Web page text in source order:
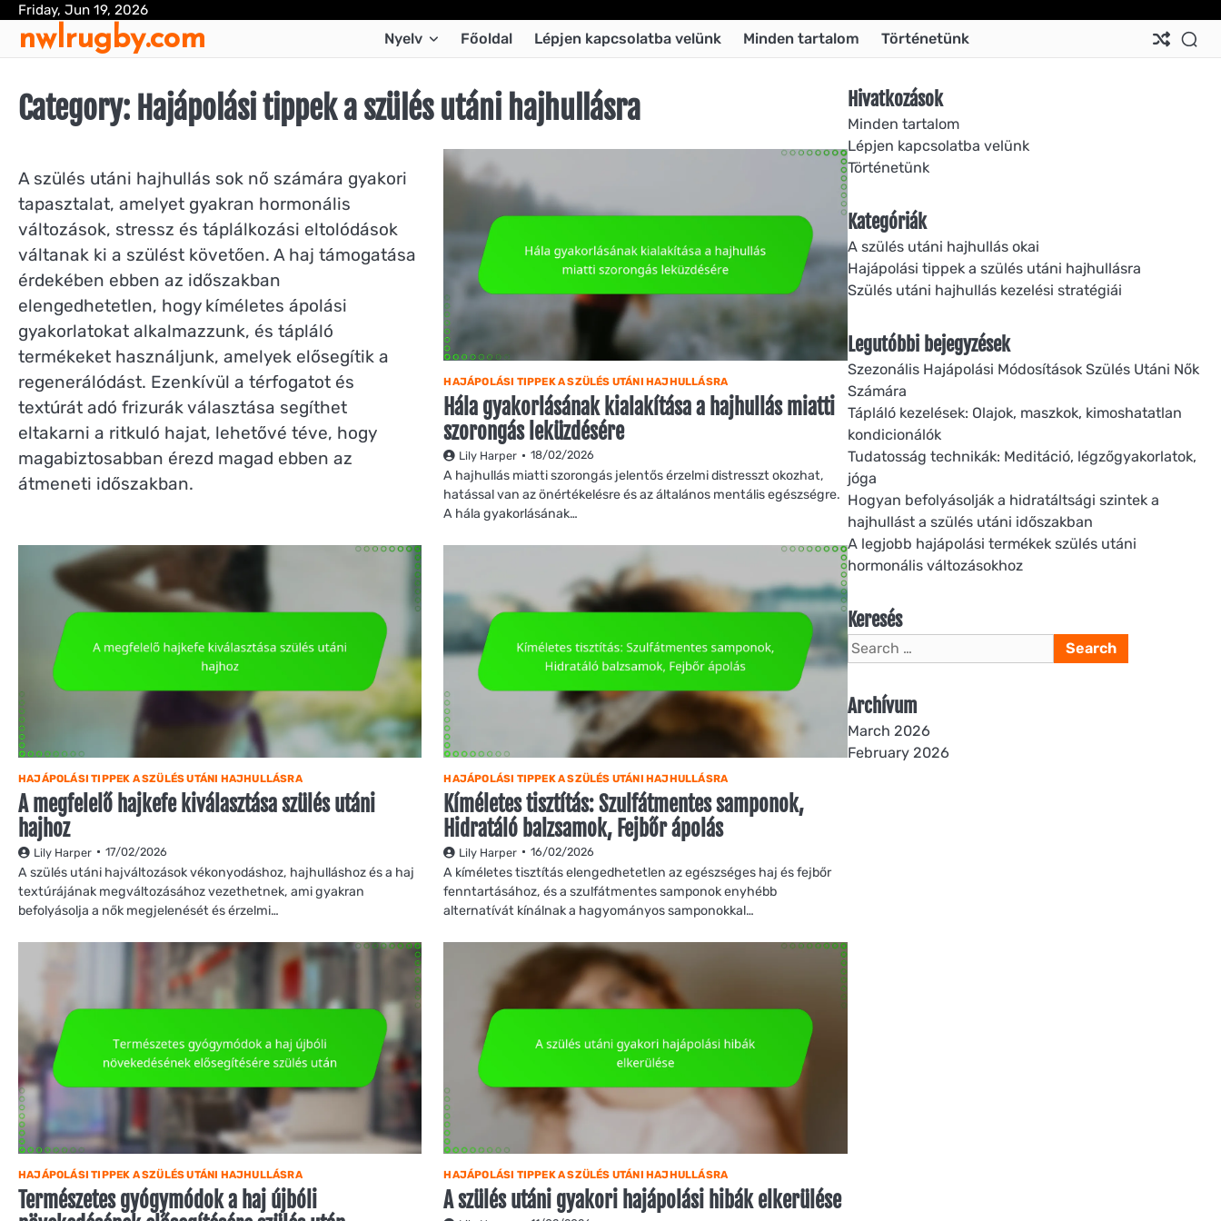
Skip
content
Friday, Jun 19, 2026
nwlrugby.com Nyelv Főoldal Lépjen kapcsolatba velünk Minden tartalom Történetünk
Category: Hajápolási tippek a szülés utáni hajhullásra
A szülés utáni hajhullás sok nő számára gyakori
tapasztalat, amelyet gyakran hormonális
változások, stressz és táplálkozási eltolódások
váltanak ki a szülést követően. A haj támogatása
érdekében ebben az időszakban
elengedhetetlen, hogy kíméletes ápolási
gyakorlatokat alkalmazzunk, és tápláló
termékeket használjunk, amelyek elősegítik a
regenerálódást. Ezenkívül a térfogatot és
textúrát adó frizurák választása segíthet
eltakarni a ritkuló hajat, lehetővé téve, hogy
magabiztosabban érezd magad ebben az
átmeneti időszakban.
HAJÁPOLÁSI TIPPEK A SZÜLÉS UTÁNI HAJHULLÁSRA
Hála gyakorlásának kialakítása a hajhullás miatti
szorongás leküzdésére
Lily Harper 18/02/2026
A hajhullás miatti szorongás jelentős érzelmi distresszt okozhat,
hatással van az önértékelésre és az általános mentális egészségre.
A hála gyakorlásának…
HAJÁPOLÁSI TIPPEK A SZÜLÉS UTÁNI HAJHULLÁSRA
A megfelelő hajkefe kiválasztása szülés utáni
hajhoz
Lily Harper 17/02/2026
A szülés utáni hajváltozások vékonyodáshoz, hajhulláshoz és a haj
textúrájának megváltozásához vezethetnek, ami gyakran
befolyásolja a nők megjelenését és érzelmi…
HAJÁPOLÁSI TIPPEK A SZÜLÉS UTÁNI HAJHULLÁSRA
Kíméletes tisztítás: Szulfátmentes samponok,
Hidratáló balzsamok, Fejbőr ápolás
Lily Harper 16/02/2026
A kíméletes tisztítás elengedhetetlen az egészséges haj és fejbőr
fenntartásához, és a szulfátmentes samponok enyhébb
alternatívát kínálnak a hagyományos samponokkal…
HAJÁPOLÁSI TIPPEK A SZÜLÉS UTÁNI HAJHULLÁSRA
Természetes gyógymódok a haj újbóli
HAJÁPOLÁSI TIPPEK A SZÜLÉS UTÁNI HAJHULLÁSRA
A szülés utáni gyakori hajápolási hibák elkerülése
Hivatkozások
Minden tartalom
Lépjen kapcsolatba velünk
Történetünk
Kategóriák
A szülés utáni hajhullás okai
Hajápolási tippek a szülés utáni hajhullásra
Szülés utáni hajhullás kezelési stratégiái
Legutóbbi bejegyzések
Szezonális Hajápolási Módosítások Szülés Utáni Nők
Számára
Tápláló kezelések: Olajok, maszkok, kimoshatatlan
kondicionálók
Tudatosság technikák: Meditáció, légzőgyakorlatok,
jóga
Hogyan befolyásolják a hidratáltsági szintek a
hajhullást a szülés utáni időszakban
A legjobb hajápolási termékek szülés utáni
hormonális változásokhoz
Keresés
Search
for:
Archívum
March 2026
February 2026